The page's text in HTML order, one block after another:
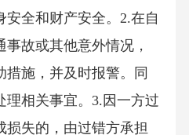
全和财产安全。2.在自
故或其他意外情况，
措施，并及时报警。同
理相关事宜。3.因一方过
损失的，由过错方承担